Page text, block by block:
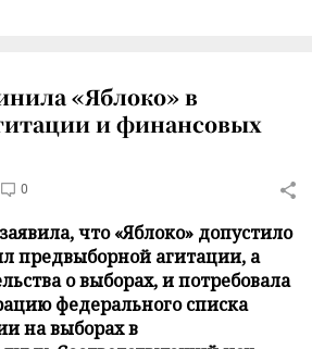
«Яблоко» в
и финансовых
0
что «Яблоко» допустило
предвыборной агитации, а
о выборах, и потребовала
федерального списка
на выборах в